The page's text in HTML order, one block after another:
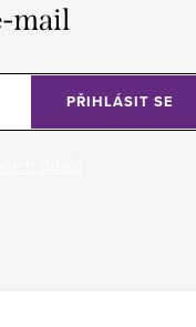
mail
PŘIHLÁSIT SE